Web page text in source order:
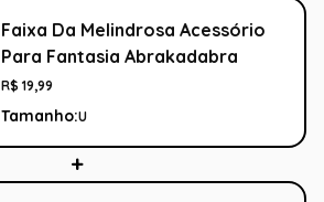
Faixa Da Melindrosa Acessório
Para Fantasia Abrakadabra
R$ 19,99
Tamanho:U